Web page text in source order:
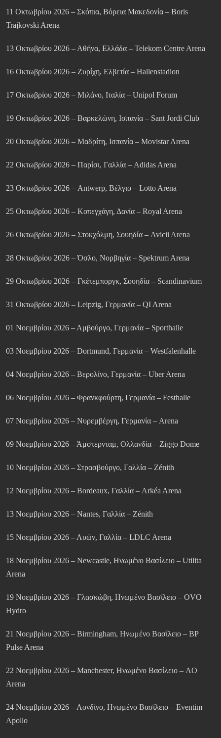
11 Οκτωβρίου 2026 – Σκόπια, Βόρεια Μακεδονία – Boris
Trajkovski Arena
13 Οκτωβρίου 2026 – Αθήνα, Ελλάδα – Telekom Centre Arena
16 Οκτωβρίου 2026 – Ζυρίχη, Ελβετία – Hallenstadion
17 Οκτωβρίου 2026 – Μιλάνο, Ιταλία – Unipol Forum
19 Οκτωβρίου 2026 – Βαρκελώνη, Ισπανία – Sant Jordi Club
20 Οκτωβρίου 2026 – Μαδρίτη, Ισπανία – Movistar Arena
22 Οκτωβρίου 2026 – Παρίσι, Γαλλία – Adidas Arena
23 Οκτωβρίου 2026 – Antwerp, Βέλγιο – Lotto Arena
25 Οκτωβρίου 2026 – Κοπεγχάγη, Δανία – Royal Arena
26 Οκτωβρίου 2026 – Στοκχόλμη, Σουηδία – Avicii Arena
28 Οκτωβρίου 2026 – Όσλο, Νορβηγία – Spektrum Arena
29 Οκτωβρίου 2026 – Γκέτεμποργκ, Σουηδία – Scandinavium
31 Οκτωβρίου 2026 – Leipzig, Γερμανία – QI Arena
01 Νοεμβρίου 2026 – Αμβούργο, Γερμανία – Sporthalle
03 Νοεμβρίου 2026 – Dortmund, Γερμανία – Westfalenhalle
04 Νοεμβρίου 2026 – Βερολίνο, Γερμανία – Uber Arena
06 Νοεμβρίου 2026 – Φρανκφούρτη, Γερμανία – Festhalle
07 Νοεμβρίου 2026 – Νυρεμβέργη, Γερμανία – Arena
09 Νοεμβρίου 2026 – Άμστερνταμ, Ολλανδία – Ziggo Dome
10 Νοεμβρίου 2026 – Στρασβούργο, Γαλλία – Zénith
12 Νοεμβρίου 2026 – Bordeaux, Γαλλία – Arkéa Arena
13 Νοεμβρίου 2026 – Nantes, Γαλλία – Zénith
15 Νοεμβρίου 2026 – Λυών, Γαλλία – LDLC Arena
18 Νοεμβρίου 2026 – Newcastle, Ηνωμένο Βασίλειο – Utilita
Arena
19 Νοεμβρίου 2026 – Γλασκώβη, Ηνωμένο Βασίλειο – OVO
Hydro
21 Νοεμβρίου 2026 – Birmingham, Ηνωμένο Βασίλειο – BP
Pulse Arena
22 Νοεμβρίου 2026 – Manchester, Ηνωμένο Βασίλειο – AO
Arena
24 Νοεμβρίου 2026 – Λονδίνο, Ηνωμένο Βασίλειο – Eventim
Apollo